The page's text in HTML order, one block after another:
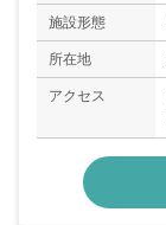
施設形態
所在地
アクセス